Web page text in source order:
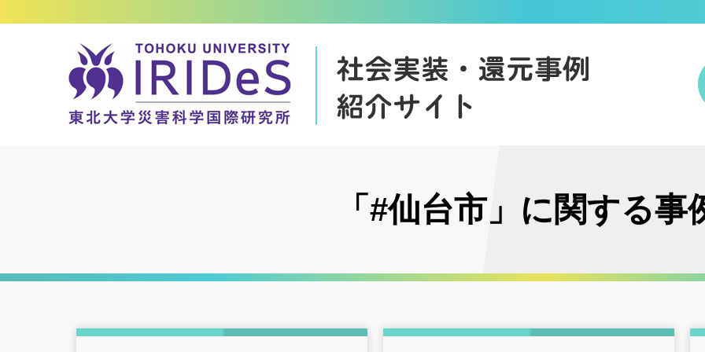
「#仙台市」に関する事